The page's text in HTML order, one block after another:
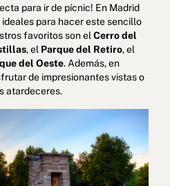
para ir de pícnic! En Madrid
para hacer este sencillo
favoritos son el Cerro del
, el Parque del Retiro, el
del Oeste. Además, en
de impresionantes vistas o
atardeceres.